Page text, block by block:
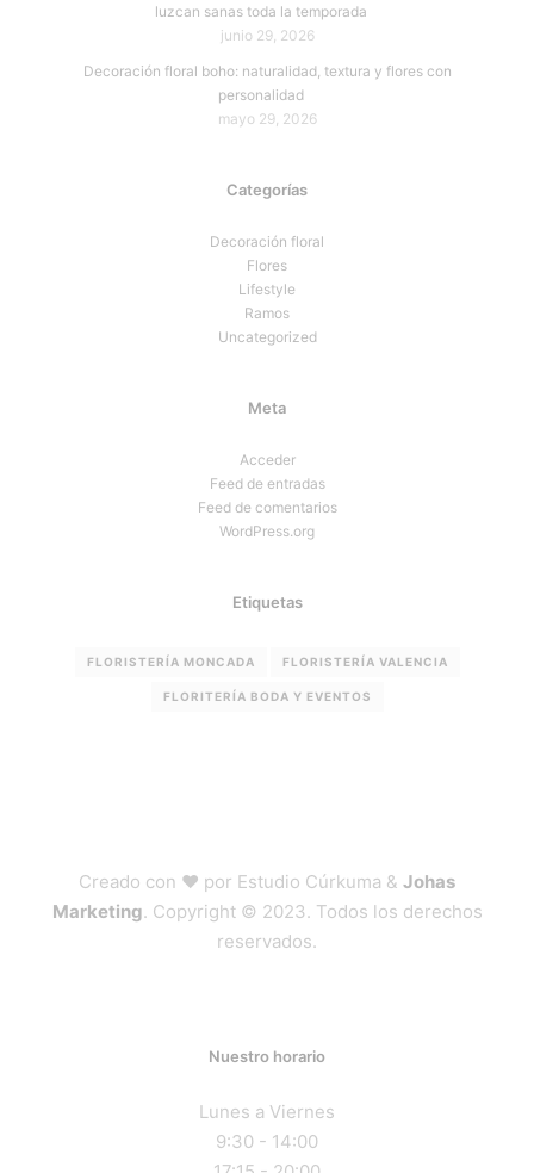
luzcan sanas toda la temporada
junio 29, 2026
Decoración floral boho: naturalidad, textura y flores con
personalidad
mayo 29, 2026
Categorías
Decoración floral
Flores
Lifestyle
Ramos
Uncategorized
Meta
Acceder
Feed de entradas
Feed de comentarios
WordPress.org
Etiquetas
FLORISTERÍA MONCADA FLORISTERÍA VALENCIA
FLORITERÍA BODA Y EVENTOS
Creado con ❤ por Estudio Cúrkuma & Johas
Marketing. Copyright © 2023. Todos los derechos
reservados.
Nuestro horario
Lunes a Viernes
9:30 - 14:00